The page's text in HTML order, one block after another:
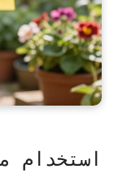
استخدام